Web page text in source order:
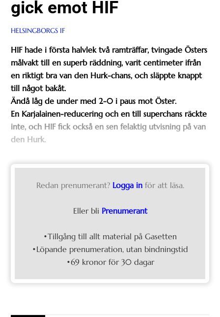
gick emot HIF
HELSINGBORGS IF
HIF hade i första halvlek två ramträffar, tvingade Östers
målvakt till en superb räddning, varit centimeter ifrån
en riktigt bra van den Hurk-chans, och släppte knappt
till något bakåt.
Ändå låg de under med 2-0 i paus mot Öster.
En Karjalainen-reducering och en till superchans räckte
inte, och HIF fick också en sen felaktig utvisning på van
den Hurk.
Redan prenumerant? Logga in för att läsa.
Eller bli Prenumerant
•Tillgång till allt material på Gasetten
•Löpande prenumeration, utan bindningstid
•69 kronor för 30 dagar